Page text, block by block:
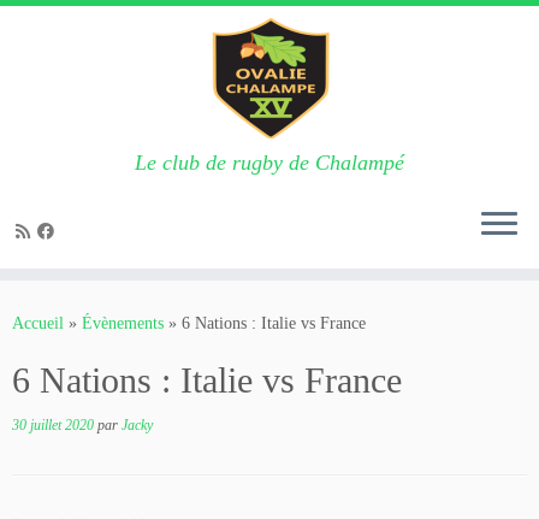
Le club de rugby de Chalampé
Accueil » Évènements » 6 Nations : Italie vs France
6 Nations : Italie vs France
30 juillet 2020 par Jacky